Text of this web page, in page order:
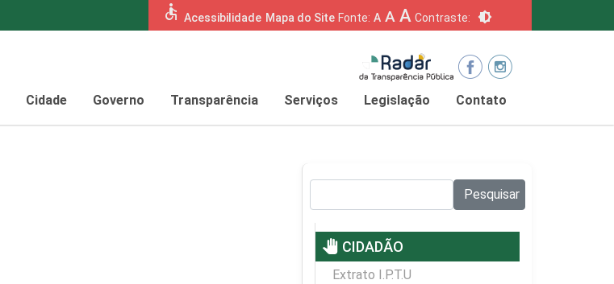
accessible Acessibilidade Mapa do Site Fonte: A A A Contraste: brightness_6
Cidade Governo Transparência Serviços Legislação Contato
Pesquisar
pan_tool CIDADÃO
Extrato I.P.T.U